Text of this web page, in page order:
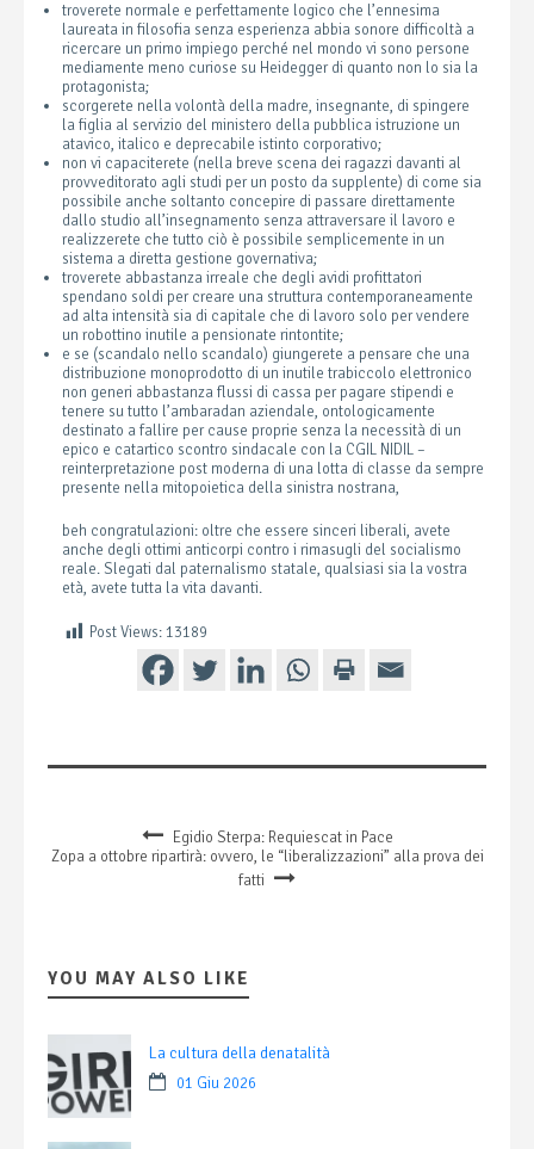
troverete normale e perfettamente logico che l’ennesima
laureata in filosofia senza esperienza abbia sonore difficoltà a
ricercare un primo impiego perché nel mondo vi sono persone
mediamente meno curiose su Heidegger di quanto non lo sia la
protagonista;
scorgerete nella volontà della madre, insegnante, di spingere
la figlia al servizio del ministero della pubblica istruzione un
atavico, italico e deprecabile istinto corporativo;
non vi capaciterete (nella breve scena dei ragazzi davanti al
provveditorato agli studi per un posto da supplente) di come sia
possibile anche soltanto concepire di passare direttamente
dallo studio all’insegnamento senza attraversare il lavoro e
realizzerete che tutto ciò è possibile semplicemente in un
sistema a diretta gestione governativa;
troverete abbastanza irreale che degli avidi profittatori
spendano soldi per creare una struttura contemporaneamente
ad alta intensità sia di capitale che di lavoro solo per vendere
un robottino inutile a pensionate rintontite;
e se (scandalo nello scandalo) giungerete a pensare che una
distribuzione monoprodotto di un inutile trabiccolo elettronico
non generi abbastanza flussi di cassa per pagare stipendi e
tenere su tutto l’ambaradan aziendale, ontologicamente
destinato a fallire per cause proprie senza la necessità di un
epico e catartico scontro sindacale con la CGIL NIDIL –
reinterpretazione post moderna di una lotta di classe da sempre
presente nella mitopoietica della sinistra nostrana,
beh congratulazioni: oltre che essere sinceri liberali, avete
anche degli ottimi anticorpi contro i rimasugli del socialismo
reale. Slegati dal paternalismo statale, qualsiasi sia la vostra
età, avete tutta la vita davanti.
Post Views: 13189
Egidio Sterpa: Requiescat in Pace
Zopa a ottobre ripartirà: ovvero, le “liberalizzazioni” alla prova dei
fatti
YOU MAY ALSO LIKE
La cultura della denatalità
01 Giu 2026